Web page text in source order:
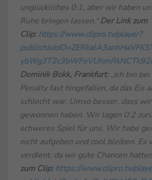
unglückliches 0:1, aber wir haben
Ruhe bringen lassen.“ Der Link zum
Clip:https://www.clipro.tv/player?
Dominik Bokk, Frankfurt:„Ich bin
Penalty fast hingefallen, da das Eis
schlecht war. Umso besser, dass
gewonnen haben. Wir lagen 0:2
schweres Spiel für uns. Wir habe
nicht aufgeben und cool bleiben. Es
verdient, da wir gute Chancen
zum Clip:https://www.clipro.tv/